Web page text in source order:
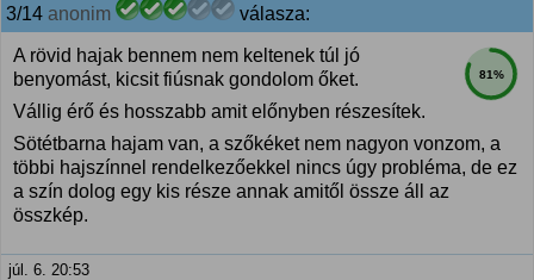
3/14 anonim válasza:
81%
A rövid hajak bennem nem keltenek túl jó
benyomást, kicsit fiúsnak gondolom őket.
Vállig érő és hosszabb amit előnyben részesítek.
Sötétbarna hajam van, a szőkéket nem nagyon vonzom, a
többi hajszínnel rendelkezőekkel nincs úgy probléma, de ez
a szín dolog egy kis része annak amitől össze áll az
összkép.
júl. 6. 20:53